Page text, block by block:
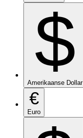
$
Amerikaanse Dollar
€
Euro